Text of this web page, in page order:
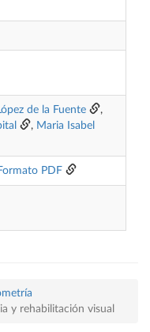
de la Fuente
,
, Maria Isabel
PDF
y rehabilitación visual